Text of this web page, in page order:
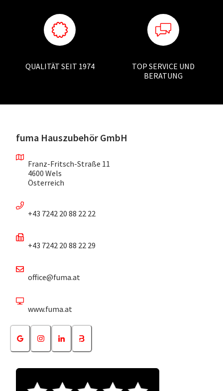
QUALITÄT SEIT 1974
TOP SERVICE UND
BERATUNG
fuma Hauszubehör GmbH
Franz-Fritsch-Straße 11
4600 Wels
Österreich
+43 7242 20 88 22 22
+43 7242 20 88 22 29
office@fuma.at
www.fuma.at